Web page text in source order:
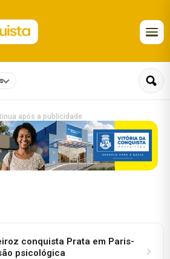
após a publicidade
conquista Prata em Paris-
psicológica